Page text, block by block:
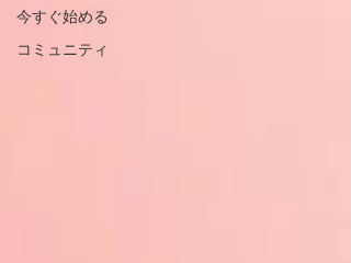
今すぐ始める
コミュニティ